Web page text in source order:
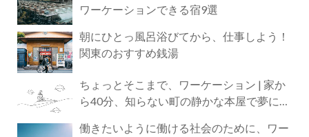
ワーケーションできる宿9選
朝にひとっ風呂浴びてから、仕事しよう！
関東のおすすめ銭湯
ちょっとそこまで、ワーケーション | 家か
ら40分、知らない町の静かな本屋で夢に近
働きたいように働ける社会のために、ワー